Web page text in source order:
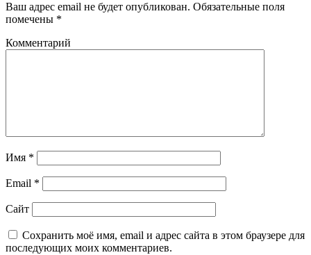
Ваш адрес email не будет опубликован. Обязательные поля
помечены *
Комментарий
Имя *
Email *
Сайт
Сохранить моё имя, email и адрес сайта в этом браузере для
последующих моих комментариев.